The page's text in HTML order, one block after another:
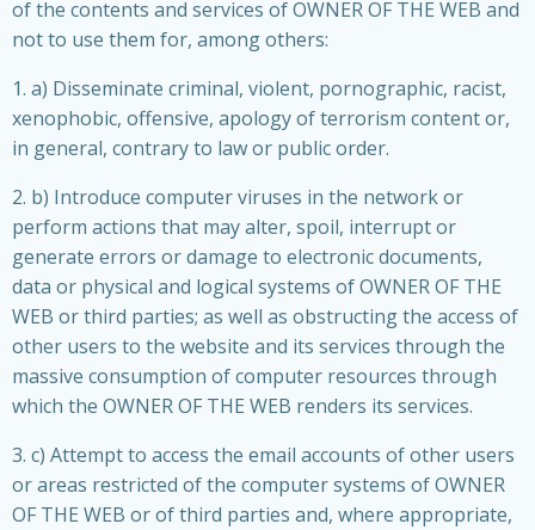
of the contents and services of OWNER OF THE WEB and
not to use them for, among others:
1. a) Disseminate criminal, violent, pornographic, racist,
xenophobic, offensive, apology of terrorism content or,
in general, contrary to law or public order.
2. b) Introduce computer viruses in the network or
perform actions that may alter, spoil, interrupt or
generate errors or damage to electronic documents,
data or physical and logical systems of OWNER OF THE
WEB or third parties; as well as obstructing the access of
other users to the website and its services through the
massive consumption of computer resources through
which the OWNER OF THE WEB renders its services.
3. c) Attempt to access the email accounts of other users
or areas restricted of the computer systems of OWNER
OF THE WEB or of third parties and, where appropriate,